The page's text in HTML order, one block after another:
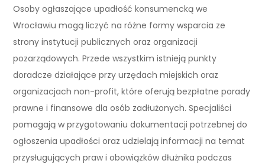
Osoby ogłaszające upadłość konsumencką we
Wrocławiu mogą liczyć na różne formy wsparcia ze
strony instytucji publicznych oraz organizacji
pozarządowych. Przede wszystkim istnieją punkty
doradcze działające przy urzędach miejskich oraz
organizacjach non-profit, które oferują bezpłatne porady
prawne i finansowe dla osób zadłużonych. Specjaliści
pomagają w przygotowaniu dokumentacji potrzebnej do
ogłoszenia upadłości oraz udzielają informacji na temat
przysługujących praw i obowiązków dłużnika podczas